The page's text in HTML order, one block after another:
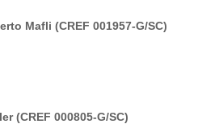
Mafli (CREF 001957-G/SC)
(CREF 000805-G/SC)